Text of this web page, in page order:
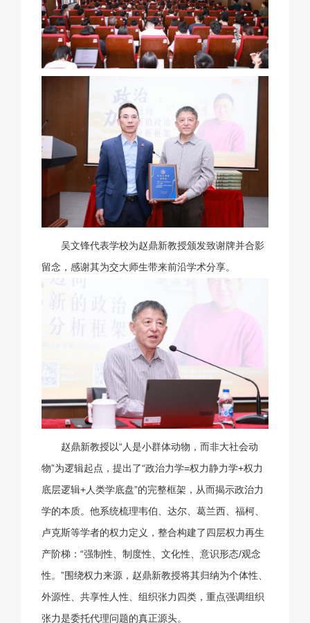
吴文锋代表学校为赵鼎新教授颁发致谢牌并合影
留念，感谢其为交大师生带来前沿学术分享。
赵鼎新教授以“人是小群体动物，而非大社会动
物”为逻辑起点，提出了“政治力学=权力静力学+权力
底层逻辑+人类学底盘”的完整框架，从而揭示政治力
学的本质。他系统梳理韦伯、达尔、葛兰西、福柯、
卢克斯等学者的权力定义，整合构建了四层权力再生
产阶梯：“强制性、制度性、文化性、意识形态/观念
性。”围绕权力来源，赵鼎新教授将其归纳为个体性、
外源性、共享性人性、组织张力四类，重点强调组织
张力是委托代理问题的真正源头。